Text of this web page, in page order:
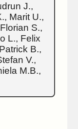
J.,
Marit U.,
S.,
L., Felix
B.,
V.,
M.B.,